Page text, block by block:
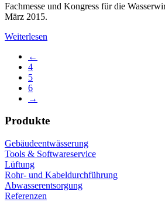
Fachmesse und Kongress für die
März 2015.
Weiterlesen
←
4
5
6
→
Produkte
Gebäudeentwässerung
Tools & Softwareservice
Lüftung
Rohr- und Kabeldurchführung
Abwasserentsorgung
Referenzen